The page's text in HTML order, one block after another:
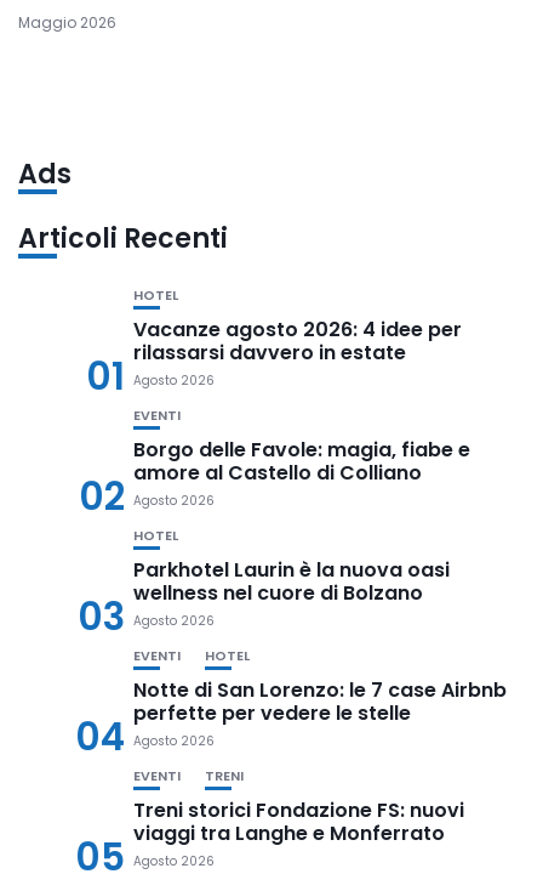
Maggio 2026
Ads
Articoli Recenti
01
HOTEL
Vacanze agosto 2026: 4 idee per
rilassarsi davvero in estate
Agosto 2026
02
EVENTI
Borgo delle Favole: magia, fiabe e
amore al Castello di Colliano
Agosto 2026
03
HOTEL
Parkhotel Laurin è la nuova oasi
wellness nel cuore di Bolzano
Agosto 2026
04
EVENTI HOTEL
Notte di San Lorenzo: le 7 case Airbnb
perfette per vedere le stelle
Agosto 2026
05
EVENTI TRENI
Treni storici Fondazione FS: nuovi
viaggi tra Langhe e Monferrato
Agosto 2026